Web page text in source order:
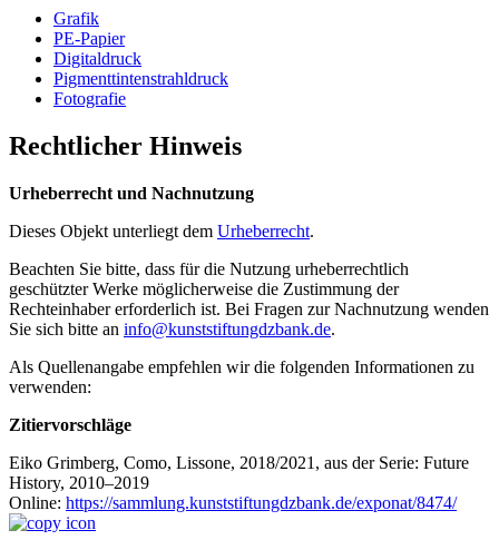
Grafik
PE-Papier
Digitaldruck
Pigmenttintenstrahldruck
Fotografie
Rechtlicher Hinweis
Urheberrecht und Nachnutzung
Dieses Objekt unterliegt dem Urheberrecht.
Beachten Sie bitte, dass für die Nutzung urheberrechtlich
geschützter Werke möglicherweise die Zustimmung der
Rechteinhaber erforderlich ist. Bei Fragen zur Nachnutzung wenden
Sie sich bitte an info@kunststiftungdzbank.de.
Als Quellenangabe empfehlen wir die folgenden Informationen zu
verwenden:
Zitiervorschläge
Eiko Grimberg, Como, Lissone, 2018/2021, aus der Serie: Future
History, 2010–2019
Online: https://sammlung.kunststiftungdzbank.de/exponat/8474/